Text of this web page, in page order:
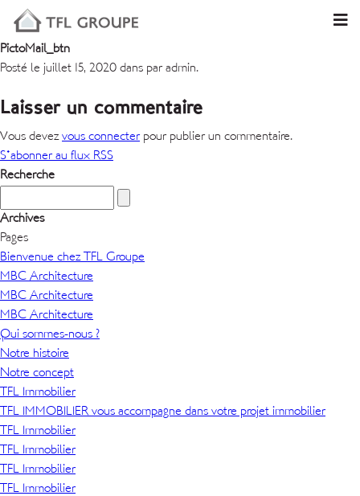
PictoMail_btn
Posté le juillet 15, 2020 dans par admin.
Laisser un commentaire
Vous devez vous connecterpour publier un commentaire.
S'abonner au flux RSS
Recherche
Archives
Pages
Bienvenue chez TFL Groupe
MBC Architecture
MBC Architecture
MBC Architecture
Qui sommes-nous ?
Notre histoire
Notre concept
TFL Immobilier
TFL IMMOBILIER vous accompagne dans votre projet immobilier
TFL Immobilier
TFL Immobilier
TFL Immobilier
TFL Immobilier